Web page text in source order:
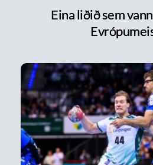
Eina liðið sem